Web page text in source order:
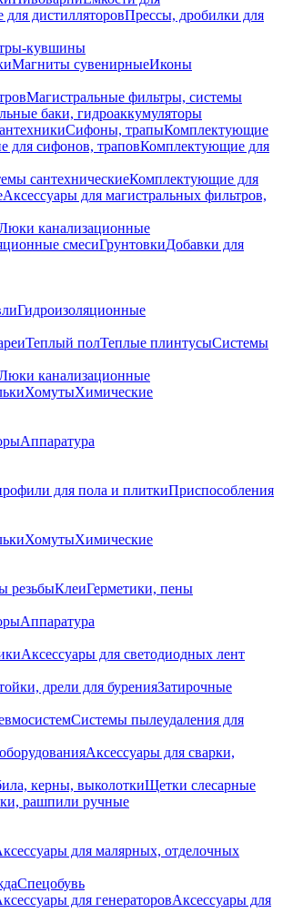
дистилляторовПрессы, дробилки для
кувшины
Магниты сувенирныеИконы
Магистральные фильтры, системы
баки, гидроаккумуляторы
Сифоны, трапыКомплектующие
для сифонов, траповКомплектующие для
сантехническиеКомплектующие для
Аксессуары для магистральных фильтров,
канализационные
смесиГрунтовкиДобавки для
Гидроизоляционные
Теплый полТеплые плинтусыСистемы
канализационные
ХомутыХимические
Аппаратура
для пола и плиткиПриспособления
ХомутыХимические
резьбыКлеиГерметики, пены
Аппаратура
Аксессуары для светодиодных лент
дрели для буренияЗатирочные
Системы пылеудаления для
Аксессуары для сварки,
керны, выколоткиЩетки слесарные
рашпили ручные
для малярных, отделочных
Спецобувь
для генераторовАксессуары для